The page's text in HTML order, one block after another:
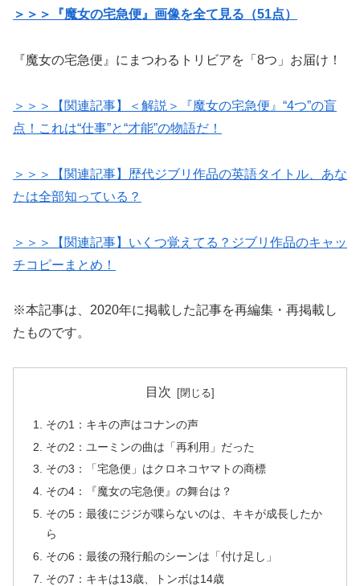
＞＞＞『魔女の宅急便』画像を全て見る（51点）
『魔女の宅急便』にまつわるトリビアを「8つ」お届け！
＞＞＞【関連記事】＜解説＞『魔女の宅急便』“4つ”の盲
点！これは“仕事”と“才能”の物語だ！
＞＞＞【関連記事】歴代ジブリ作品の英語タイトル、あな
たは全部知っている？
＞＞＞【関連記事】いくつ覚えてる？ジブリ作品のキャッ
チコピーまとめ！
※本記事は、2020年に掲載した記事を再編集・再掲載し
たものです。
目次
その1：キキの声はコナンの声
その2：ユーミンの曲は「再利用」だった
その3：「宅急便」はクロネコヤマトの商標
その4：『魔女の宅急便』の舞台は？
その5：最後にジジが喋らないのは、キキが成長したか
ら
その6：最後の飛行船のシーンは「付け足し」
その7：キキは13歳、トンボは14歳